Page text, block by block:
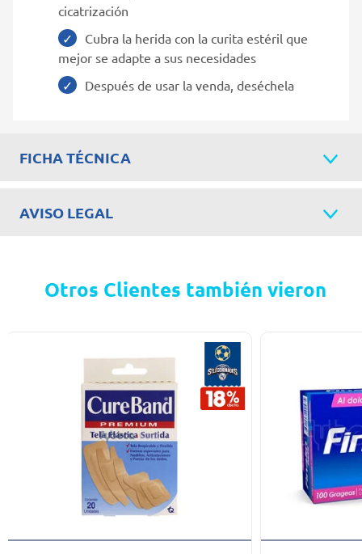
cicatrización
Cubra la herida con la curita estéril que
mejor se adapte a sus necesidades
Después de usar la venda, deséchela
FICHA TÉCNICA
AVISO LEGAL
Otros Clientes también vieron